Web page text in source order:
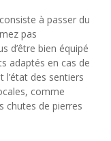
à passer du
pas
d’être bien équipé
adaptés en cas de
l’état des sentiers
comme
chutes de pierres